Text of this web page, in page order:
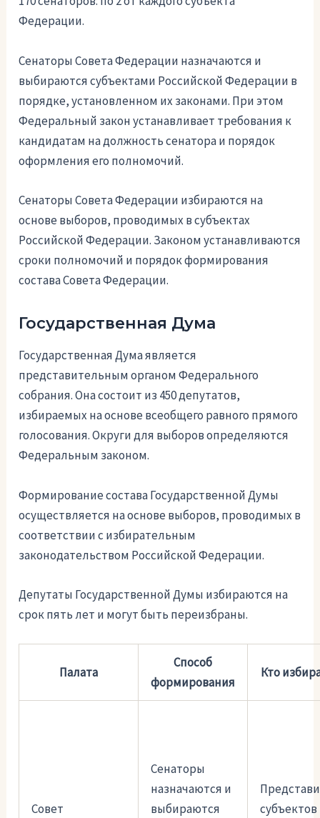
Федерации.
Сенаторы Совета Федерации назначаются и
выбираются субъектами Российской Федерации в
порядке, установленном их законами. При этом
Федеральный закон устанавливает требования к
кандидатам на должность сенатора и порядок
оформления его полномочий.
Сенаторы Совета Федерации избираются на
основе выборов, проводимых в субъектах
Российской Федерации. Законом устанавливаются
сроки полномочий и порядок формирования
состава Совета Федерации.
Государственная Дума
Государственная Дума является
представительным органом Федерального
собрания. Она состоит из 450 депутатов,
избираемых на основе всеобщего равного прямого
голосования. Округи для выборов определяются
Федеральным законом.
Формирование состава Государственной Думы
осуществляется на основе выборов, проводимых в
соответствии с избирательным
законодательством Российской Федерации.
Депутаты Государственной Думы избираются на
срок пять лет и могут быть переизбраны.
Палата
Способ
формирования
Кто
Совет
Сенаторы
назначаются и
выбираются
субъектов